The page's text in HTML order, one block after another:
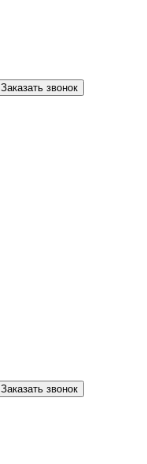
Заказать звонок
Заказать звонок